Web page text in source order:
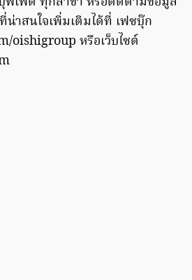
น่าสนใจเพิ่มเติมได้ที่ เฟซบุ๊ก
oishigroup หรือเว็บไซต์